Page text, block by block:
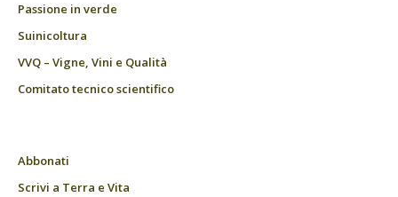
Passione in verde
Suinicoltura
VVQ – Vigne, Vini e Qualità
Comitato tecnico scientifico
Abbonati
Scrivi a Terra e Vita